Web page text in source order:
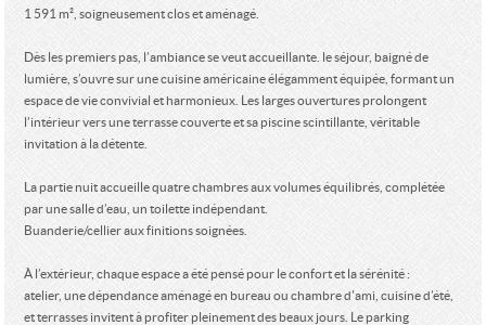
1 591 m², soigneusement clos et aménagé.
Dès les premiers pas, l’ambiance se veut accueillante. le séjour, baigné de
lumière, s’ouvre sur une cuisine américaine élégamment équipée, formant un
espace de vie convivial et harmonieux. Les larges ouvertures prolongent
l’intérieur vers une terrasse couverte et sa piscine scintillante, véritable
invitation à la détente.
La partie nuit accueille quatre chambres aux volumes équilibrés, complétée
par une salle d’eau, un toilette indépendant.
Buanderie/cellier aux finitions soignées.
À l’extérieur, chaque espace a été pensé pour le confort et la sérénité :
atelier, une dépendance aménagé en bureau ou chambre d'ami, cuisine d’été,
et terrasses invitent à profiter pleinement des beaux jours. Le parking